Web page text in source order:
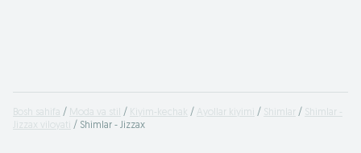
Bosh sahifa Moda va stil Kiyim-kechak Ayollar kiyimi Shimlar
Shimlar -
Jizzax viloyati
Shimlar - Jizzax